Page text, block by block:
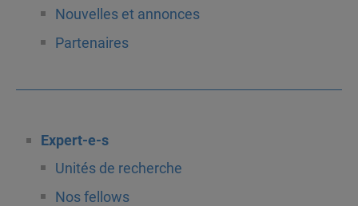
Nouvelles et annonces
Partenaires
Expert-e-s
Unités de recherche
Nos fellows